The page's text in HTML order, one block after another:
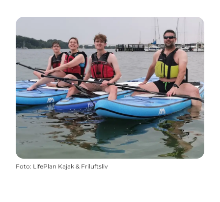
Foto: LifePlan Kajak & Friluftsliv